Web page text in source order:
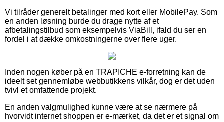
Vi tilråder generelt betalinger med kort eller MobilePay. Som
en anden løsning burde du drage nytte af et
afbetalingstilbud som eksempelvis ViaBill, ifald du ser en
fordel i at dække omkostningerne over flere uger.
Inden nogen køber på en TRAPICHE e-forretning kan de
ideelt set gennemløbe webbutikkens vilkår, dog er det uden
tvivl et omfattende projekt.
En anden valgmulighed kunne være at se nærmere på
hvorvidt internet shoppen er e-mærket, da det er et signal om